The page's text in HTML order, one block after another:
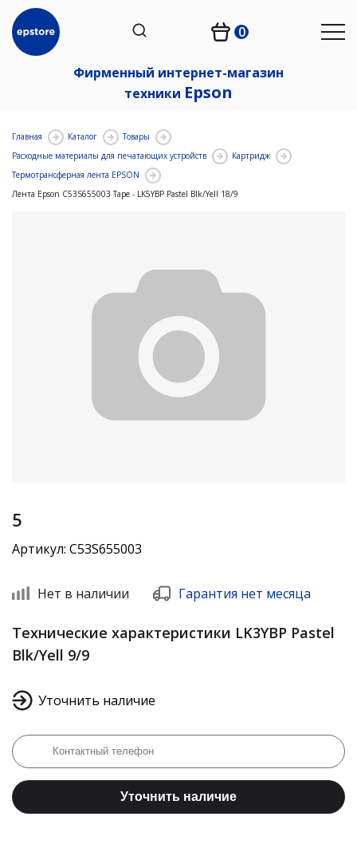
0
Фирменный интернет-магазин
техники Epson
Главная Каталог
Товары
Расходные материалы для печатающих устройств
Картридж
Термотрансферная лента EPSON
Лента Epson C53S655003 Tape - LK5YBP Pastel Blk/Yell 18/9
5
Артикул: C53S655003
Нет в наличии Гарантия нет месяца
Технические характеристики LK3YBP Pastel
Blk/Yell 9/9
Уточнить наличие
Уточнить наличие